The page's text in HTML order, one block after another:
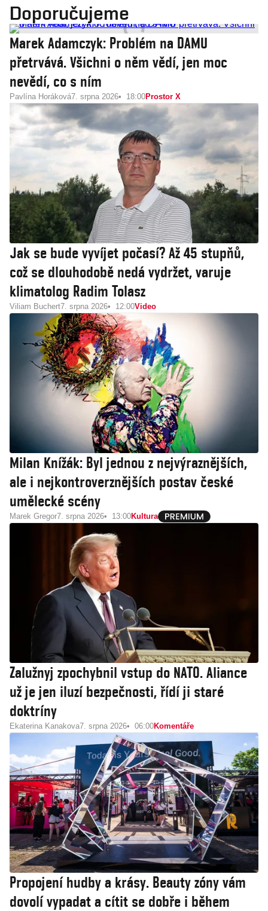
Doporučujeme
Marek Adamczyk: Problém na DAMU
přetrvává. Všichni o něm vědí, jen moc
nevědí, co s ním
Pavlína Horáková7. srpna 2026 18:00Prostor X
Jak se bude vyvíjet počasí? Až 45 stupňů,
což se dlouhodobě nedá vydržet, varuje
klimatolog Radim Tolasz
Viliam Buchert7. srpna 2026 12:00Video
Milan Knížák: Byl jednou z nejvýraznějších,
ale i nejkontroverznějších postav české
umělecké scény
Marek Gregor7. srpna 2026 13:00Kultura
Zalužnyj zpochybnil vstup do NATO. Aliance
už je jen iluzí bezpečnosti, řídí ji staré
doktríny
Ekaterina Kanakova7. srpna 2026 06:00Komentáře
Propojení hudby a krásy. Beauty zóny vám
dovolí vypadat a cítit se dobře i během